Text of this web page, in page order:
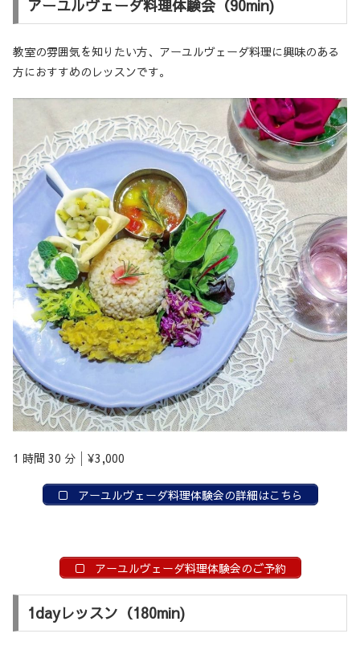
アーユルヴェーダ料理体験会（90min)
教室の雰囲気を知りたい方、アーユルヴェーダ料理に興味のある
方におすすめのレッスンです。
1 時間 30 分│¥3,000
アーユルヴェーダ料理体験会の詳細はこちら
アーユルヴェーダ料理体験会のご予約
1dayレッスン（180min)